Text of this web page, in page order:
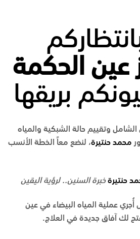
عين الحكمة
بريقها
وتقييم حالة الشبكية والمياه
محمد حنتيرة، لنضع معاً الخطة الأنسب
حنتيرة خبرة السنين.. لرؤية اليقين
أُجري عملية المياه البيضاء في عين
لك آفاق جديدة في العلاج.